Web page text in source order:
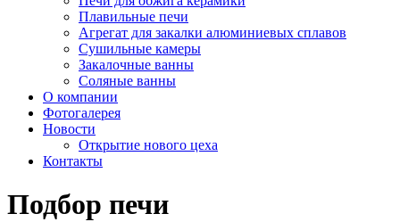
Плавильные печи
Агрегат для закалки алюминиевых сплавов
Сушильные камеры
Закалочные ванны
Соляные ванны
О компании
Фотогалерея
Новости
Открытие нового цеха
Контакты
Подбор печи